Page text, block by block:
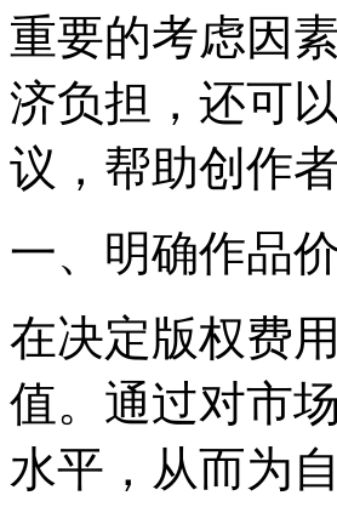
重要的考虑因
济负担，还可
议，帮助创作
一、明确作品
在决定版权费
值。通过对市
水平，从而为